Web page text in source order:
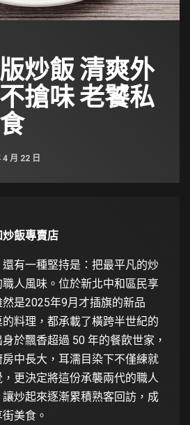
炒飯 清爽外
搶味 老饕私
月 22 日
飯專賣店
有一種堅持是：把最平凡的炒
人風味。位於新北中和區民享
是2025年9月才插旗的新品
料理，都承載了橫跨半世紀的
於飄香超過 50 年的餐飲世家，
中長大，耳濡目染下不僅練就
更決定將這份承襲兩代的職人
炒起來逐漸累積熟客回訪，成
美食。